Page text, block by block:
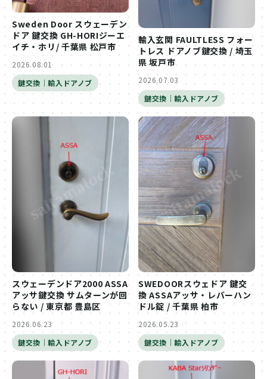
Sweden Door スウェーデン
ドア 鍵交換 GH-HORIジーエ
イチ・ホリ/ 千葉県 松戸市
2026.08.01
鍵交換｜輸入ドアノブ
輸入玄関 FAULTLESS フォー
トレス ドアノブ鍵交換 / 埼玉
県 坂戸市
2026.07.03
鍵交換｜輸入ドアノブ
スウェーデンドア2000 ASSA
アッサ鍵交換 サムターンが回
らない / 東京都 豊島区
2026.06.23
鍵交換｜輸入ドアノブ
SWEDOORスウェドア 鍵交
換 ASSAアッサ・レバーハン
ドル錠 / 千葉県 柏市
2026.05.23
鍵交換｜輸入ドアノブ